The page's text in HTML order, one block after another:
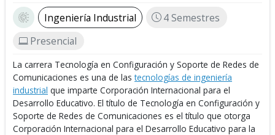
Ingeniería Industrial
4 Semestres
Presencial
La carrera Tecnología en Configuración y Soporte de Redes de
Comunicaciones es una de lastecnologías de ingeniería
industrial que imparte Corporación Internacional para el
Desarrollo Educativo. El título de Tecnología en Configuración y
Soporte de Redes de Comunicaciones es el título que otorga
Corporación Internacional para el Desarrollo Educativo para la